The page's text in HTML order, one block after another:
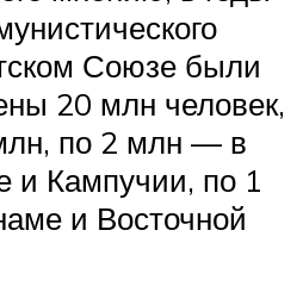
Союзе были
20 млн человек,
по 2 млн — в
и Кампучии, по 1
и Восточной